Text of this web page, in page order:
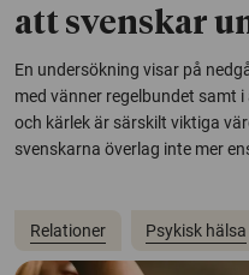
att svenskar
En undersökning visar på
med vänner regelbundet samt
och kärlek är särskilt viktiga
svenskarna överlag inte mer
Relationer Psykisk hälsa